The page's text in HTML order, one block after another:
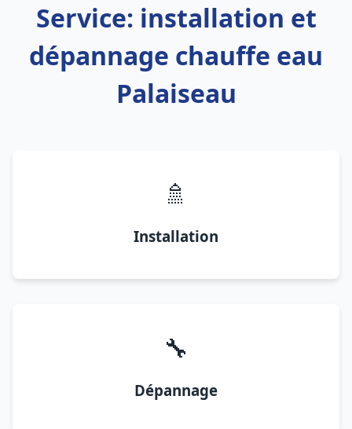
Service: installation et
dépannage chauffe eau
Palaiseau
🚿
Installation
🔧
Dépannage